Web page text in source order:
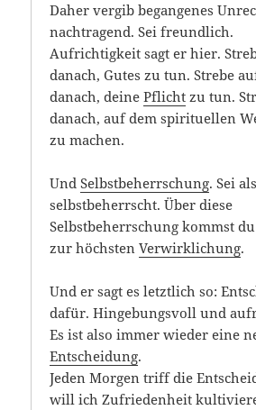
Daher vergib begangenes
nachtragend. Sei freundlich.
Aufrichtigkeit sagt er hier.
danach, Gutes zu tun. Strebe
danach, deinePflicht zu tun.
danach, auf dem spirituellen
zu machen.
UndSelbstbeherrschung. Sei
selbstbeherrscht. Über diese
Selbstbeherrschung kommst
zur höchstenVerwirklichung.
Und er sagt es letztlich so:
dafür. Hingebungsvoll und
Es ist also immer wieder eine
Entscheidung.
Jeden Morgen triff die
will ich Zufriedenheit